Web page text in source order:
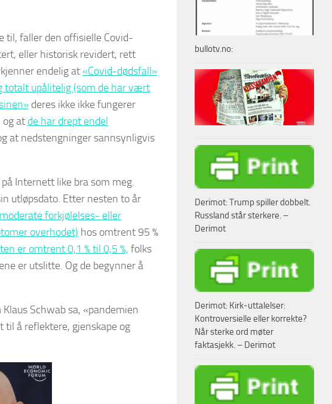
til, faller den offisielle Covid-
eller historisk revidert, rett
endelig at«Covid-dødsfall»
totalt upålitelig (som de har vært
deres ikke ikke fungerer
og at de har drept endel
at nedstengninger sannsynligvis
Internett like bra som meg.
utløpsdato. Etter nesten to år
forkjølelses- eller
overhodet) hos omtrent 95 %
er omtrent 0,1 % til 0,5 %, folks
er utslitte. Og de begynner å
Schwab sa, «pandemien
å reflektere, gjenskape og
bullotv.no:
Derimot: Trump spiller dobbelt.
Russland står sterkere. –
Derimot
Derimot: Kirk-uttalelser:
Kontroversielle eller korrekte?
Når sterke ord møter
faktasjekk. – Derimot